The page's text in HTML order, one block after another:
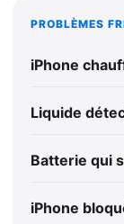
PROBLÈMES
iPhone
Liquide
Batterie qui
iPhone